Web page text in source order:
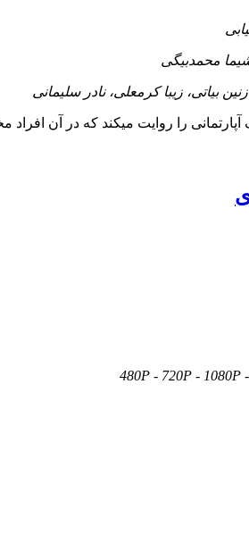
محمدبیگی
بیاتی، زیبا کرمعلی، نادر سلیمانی
480P - 720P - 1080P